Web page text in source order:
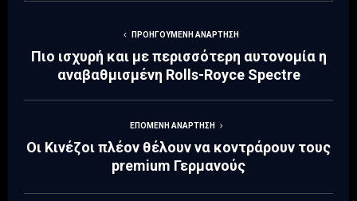
ΠΡΟΗΓΟΎΜΕΝΗ ΑΝΆΡΤΗΣΗ
Πιο ισχυρή και με περισσότερη αυτονομία η
αναβαθμισμένη Rolls-Royce Spectre
ΕΠΌΜΕΝΗ ΑΝΆΡΤΗΣΗ
Οι Κινέζοι πλέον θέλουν να κοντράρουν τους
premium Γερμανούς